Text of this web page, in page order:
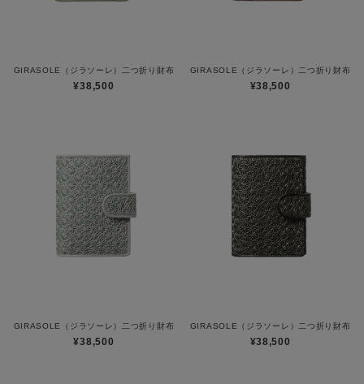
GIRASOLE（ジラソーレ）二つ折り財布
¥38,500
GIRASOLE（ジラソーレ）二つ折り財布
¥38,500
GIRASOLE（ジラソーレ）二つ折り財布
¥38,500
GIRASOLE（ジラソーレ）二つ折り財布
¥38,500